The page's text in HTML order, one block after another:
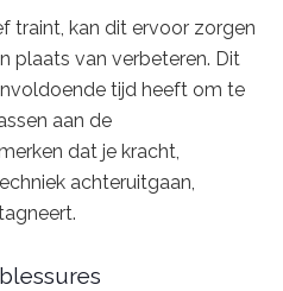
traint, kan dit ervoor zorgen
plaats van verbeteren. Dit
tijd heeft om te
aan de
dat je kracht,
achteruitgaan,